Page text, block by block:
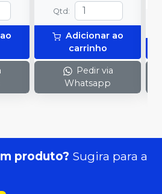
com 2g de solução
Neutralize
(neutralizante de
peróxidos) + 1
espátula e uma placa
para preparo do gel e
1 Top Dam com 2g.
Qtd :
Adicionar ao
carrinho
Pedir via
Whatsapp
produto? Sugira para a